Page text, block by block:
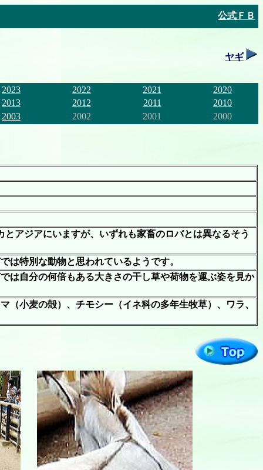
公式ＦＢ
ヤギ
2023 2022 2021
2020
2013
2012 2011
2010
2003
2002 2001 2000
アジアにいますが、いずれも家畜のロバとは異なるそう
は特別な動物と思われているようです。
は自分の何倍もある大きさの干し草や荷物を運ぶ姿を見か
小麦の殻）、チモシー（イネ科の多年生牧草）、ワラ、